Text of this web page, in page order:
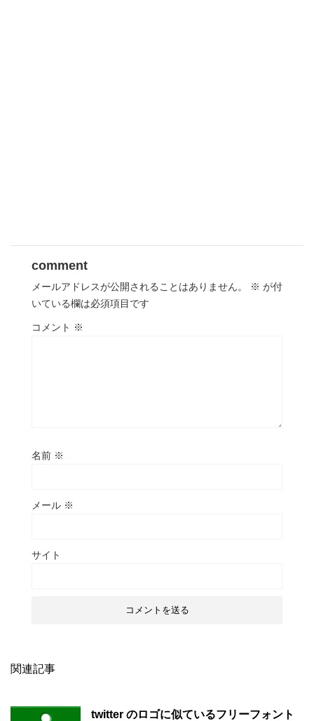
comment
メールアドレスが公開されることはありません。 ※ が付
いている欄は必須項目です
コメント ※
名前 ※
メール ※
サイト
関連記事
twitter のロゴに似ているフリーフォント